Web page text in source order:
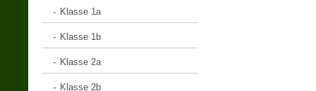
Klasse 1a
Klasse 1b
Klasse 2a
Klasse 2b